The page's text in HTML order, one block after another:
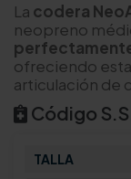
La codera
neopreno
ofreciendo
articulación de
Código
TALLA